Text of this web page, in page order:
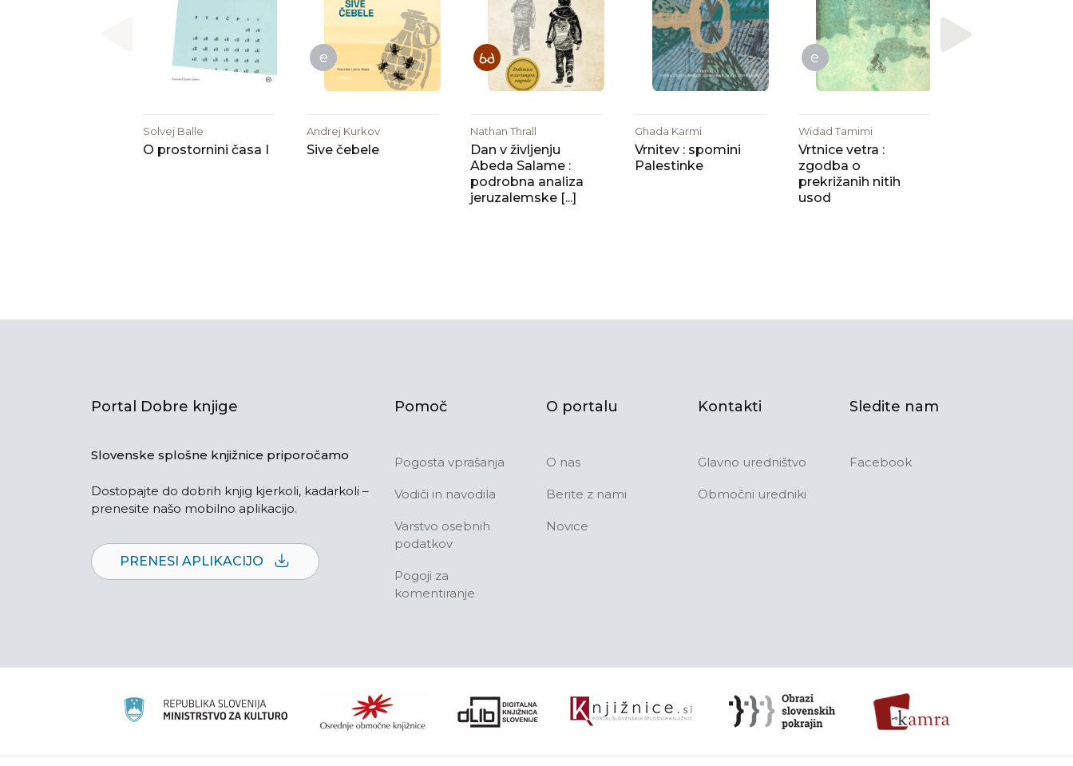
Solvej Balle
O prostornini časa I
e
Andrej Kurkov
Sive čebele
Nathan Thrall
Dan v življenju
Abeda Salame :
podrobna analiza
jeruzalemske [...]
Ghada Karmi
Vrnitev : spomini
Palestinke
e
Widad Tamimi
Vrtnice vetra :
zgodba o
prekrižanih nitih
usod
Portal Dobre knjige
Slovenske splošne knjižnice priporočamo
Dostopajte do dobrih knjig kjerkoli, kadarkoli –
prenesite našo mobilno aplikacijo.
PRENESI APLIKACIJO
Pomoč
Pogosta vprašanja
Vodiči in navodila
Varstvo osebnih
podatkov
Pogoji za
komentiranje
O portalu
O nas
Berite z nami
Novice
Kontakti
Glavno uredništvo
Območni uredniki
Sledite nam
Facebook